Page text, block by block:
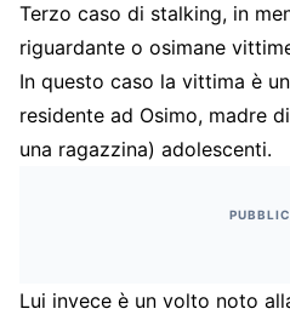
Terzo caso di stalking, in
riguardante o osimane
In questo caso la vittima è
residente ad Osimo, madre
una ragazzina) adolescenti.
Lui invece è un volto noto